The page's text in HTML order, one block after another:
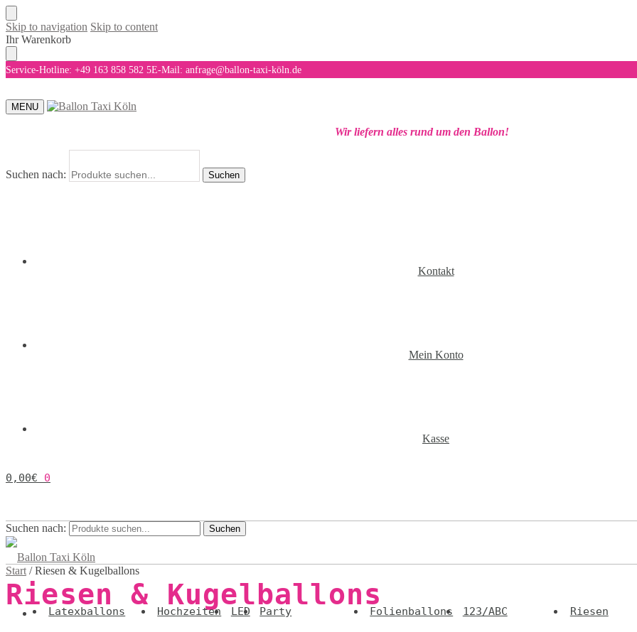
Skip to navigation Skip to content
Ihr Warenkorb
Service-Hotline: +49 163 858 582 5E-Mail: anfrage@ballon-taxi-köln.de
MENU
Wir liefern alles rund um den Ballon!
Suchen nach: Suchen
Kontakt
Mein Konto
Kasse
0,00€ 0
Suchen nach: Suchen
Latexballons Hochzeiten LED Party Folienballons 123/ABC Riesen
Start /Riesen & Kugelballons
Riesen & Kugelballons